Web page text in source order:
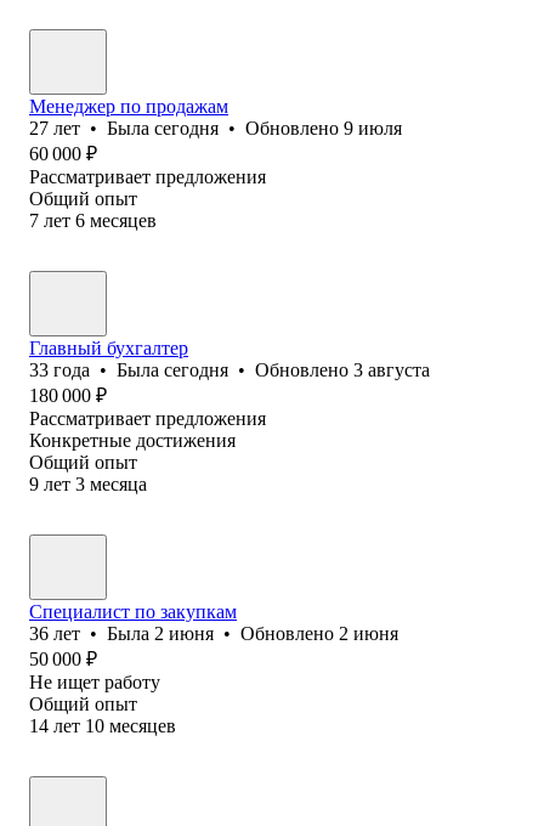
Менеджер по продажам
27 лет • Была сегодня • Обновлено 9 июля
60 000 ₽
Рассматривает предложения
Общий опыт
7 лет 6 месяцев
Главный бухгалтер
33 года • Была сегодня • Обновлено 3 августа
180 000 ₽
Рассматривает предложения
Конкретные достижения
Общий опыт
9 лет 3 месяца
Специалист по закупкам
36 лет • Была 2 июня • Обновлено 2 июня
50 000 ₽
Не ищет работу
Общий опыт
14 лет 10 месяцев